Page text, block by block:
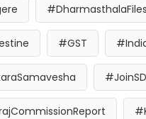
#DharmasthalaFiles
#GST